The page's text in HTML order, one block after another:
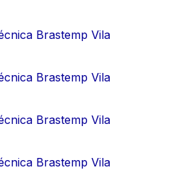
Brastemp Vila
Brastemp Vila
Brastemp Vila
Brastemp Vila